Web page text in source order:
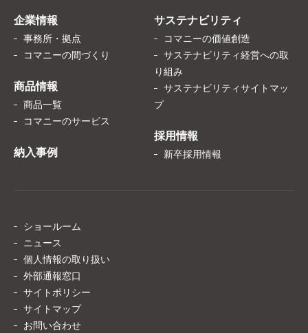
企業情報
事務所・拠点
コマニーの間づくり
商品情報
商品一覧
コマニーのサービス
納入事例
サステナビリティ
コマニーの価値創造
サステナビリティ経営への取
り組み
サステナビリティサイトマッ
プ
採用情報
新卒採用情報
ショールーム
ニュース
個人情報の取り扱い
外部通報窓口
サイトポリシー
サイトマップ
お問い合わせ